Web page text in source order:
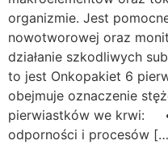
organizmie. Jest
nowotworowej oraz
działanie szkodliwych
to jest Onkopakiet 6
obejmuje oznaczenie
pierwiastków we krwi:
odporności i procesów